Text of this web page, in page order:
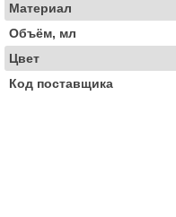
Материал
Объём, мл
Цвет
Код поставщика